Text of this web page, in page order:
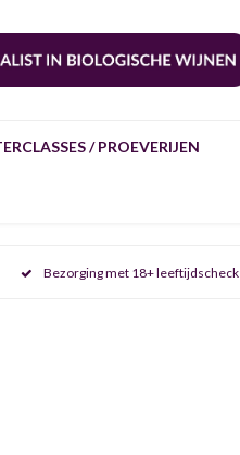
/ PROEVERIJEN
Bezorging met 18+ leeftijdscheck